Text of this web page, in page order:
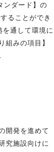
ンダード】の
ることができ
通して環境に
組みの項目】
開発を進めて
究施設向けに